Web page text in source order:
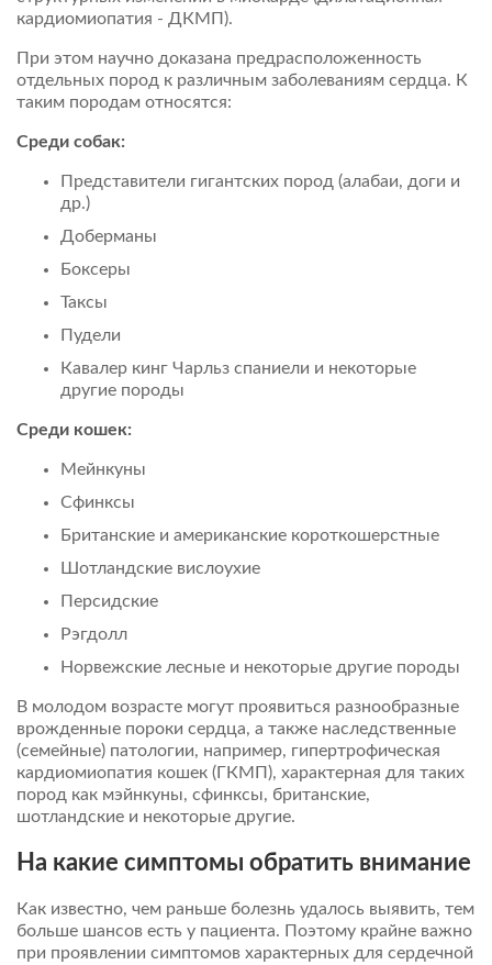
кардиомиопатия - ДКМП).
При этом научно доказана предрасположенность
отдельных пород к различным заболеваниям сердца. К
таким породам относятся:
Среди собак:
Представители гигантских пород (алабаи, доги и
др.)
Доберманы
Боксеры
Таксы
Пудели
Кавалер кинг Чарльз спаниели и некоторые
другие породы
Среди кошек:
Мейнкуны
Сфинксы
Британские и американские короткошерстные
Шотландские вислоухие
Персидские
Рэгдолл
Норвежские лесные и некоторые другие породы
В молодом возрасте могут проявиться разнообразные
врожденные пороки сердца, а также наследственные
(семейные) патологии, например, гипертрофическая
кардиомиопатия кошек (ГКМП), характерная для таких
пород как мэйнкуны, сфинксы, британские,
шотландские и некоторые другие.
На какие симптомы обратить внимание
Как известно, чем раньше болезнь удалось выявить, тем
больше шансов есть у пациента. Поэтому крайне важно
при проявлении симптомов характерных для сердечной